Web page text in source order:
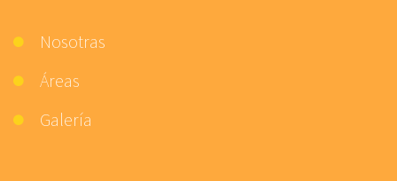
Nosotras
Áreas
Galería